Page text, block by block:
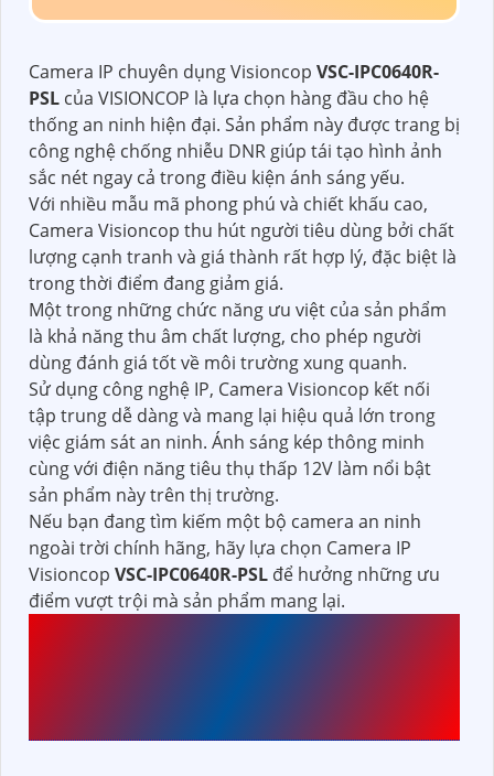
Camera IP chuyên dụng Visioncop VSC-IPC0640R-
PSL của VISIONCOP là lựa chọn hàng đầu cho hệ
thống an ninh hiện đại. Sản phẩm này được trang bị
công nghệ chống nhiễu DNR giúp tái tạo hình ảnh
sắc nét ngay cả trong điều kiện ánh sáng yếu.
Với nhiều mẫu mã phong phú và chiết khấu cao,
Camera Visioncop thu hút người tiêu dùng bởi chất
lượng cạnh tranh và giá thành rất hợp lý, đặc biệt là
trong thời điểm đang giảm giá.
Một trong những chức năng ưu việt của sản phẩm
là khả năng thu âm chất lượng, cho phép người
dùng đánh giá tốt về môi trường xung quanh.
Sử dụng công nghệ IP, Camera Visioncop kết nối
tập trung dễ dàng và mang lại hiệu quả lớn trong
việc giám sát an ninh. Ánh sáng kép thông minh
cùng với điện năng tiêu thụ thấp 12V làm nổi bật
sản phẩm này trên thị trường.
Nếu bạn đang tìm kiếm một bộ camera an ninh
ngoài trời chính hãng, hãy lựa chọn Camera IP
Visioncop VSC-IPC0640R-PSL để hưởng những ưu
điểm vượt trội mà sản phẩm mang lại.